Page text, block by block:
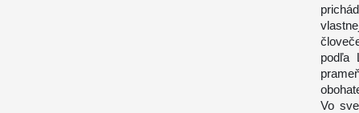
podľa
Vo